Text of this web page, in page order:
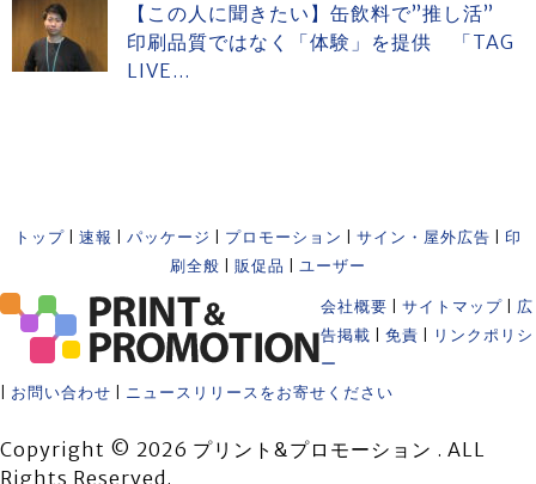
【この人に聞きたい】缶飲料で”推し活”
印刷品質ではなく「体験」を提供 「TAG
LIVE...
トップ 速報 パッケージ プロモーション サイン・屋外広告
印
刷全般
販促品 ユーザー
会社概要 サイトマップ
広
告掲載
免責
リンクポリシ
ー
お問い合わせ ニュースリリースをお寄せください
Copyright © 2026 プリント&プロモーション . ALL
Rights Reserved.